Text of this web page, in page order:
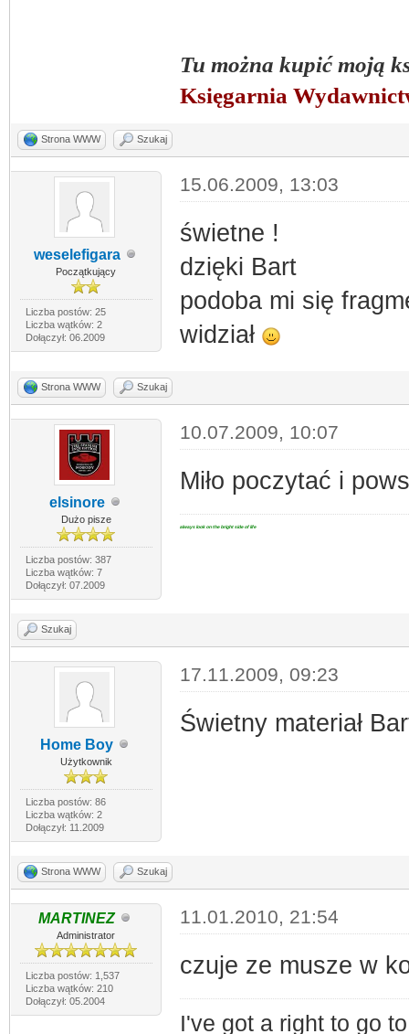
Tu można kupić moją
Księgarnia
Strona WWW Szukaj
weselefigara
Początkujący
Liczba postów: 25
Liczba wątków: 2
Dołączył: 06.2009
15.06.2009, 13:03
świetne !
dzięki Bart
podoba mi się
widział
Strona WWW Szukaj
elsinore
Dużo pisze
Liczba postów: 387
Liczba wątków: 7
Dołączył: 07.2009
10.07.2009, 10:07
Miło poczytać i
always look on the bright side of life
Szukaj
Home Boy
Użytkownik
Liczba postów: 86
Liczba wątków: 2
Dołączył: 11.2009
17.11.2009, 09:23
Świetny materiał
Strona WWW Szukaj
MARTINEZ
Administrator
Liczba postów: 1,537
Liczba wątków: 210
Dołączył: 05.2004
11.01.2010, 21:54
czuje ze musze w
I've got a right to go